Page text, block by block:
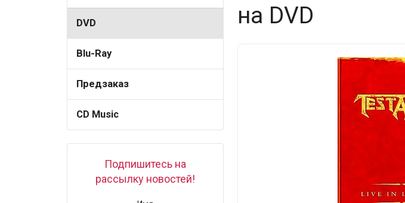
DVD
Blu-Ray
Предзаказ
CD Music
Подпишитесь на
рассылку новостей!
на DVD